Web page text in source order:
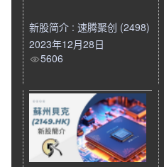
新股简介 : 速腾聚创 (2498)
2023年12月28日
5606